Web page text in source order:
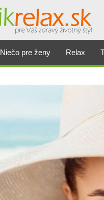
Niečo pre ženy Relax